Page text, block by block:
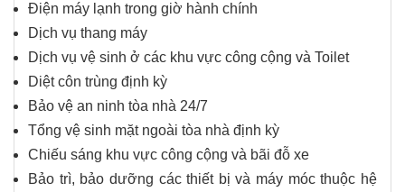
Điện máy lạnh trong giờ hành chính
Dịch vụ thang máy
Dịch vụ vệ sinh ở các khu vực công cộng và Toilet
Diệt côn trùng định kỳ
Bảo vệ an ninh tòa nhà 24/7
Tổng vệ sinh mặt ngoài tòa nhà định kỳ
Chiếu sáng khu vực công cộng và bãi đỗ xe
Bảo trì, bảo dưỡng các thiết bị và máy móc thuộc hệ